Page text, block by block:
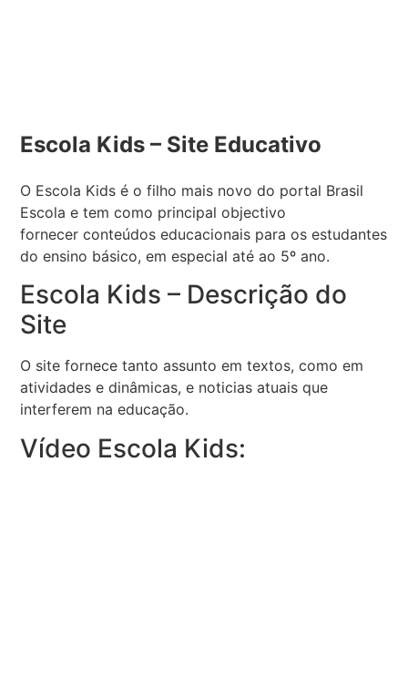
Escola Kids – Site Educativo
O Escola Kids é o filho mais novo do portal Brasil
Escola e tem como principal objectivo
fornecer conteúdos educacionais para os estudantes
do ensino básico, em especial até ao 5º ano.
Escola Kids – Descrição do
Site
O site fornece tanto assunto em textos, como em
atividades e dinâmicas, e noticias atuais que
interferem na educação.
Vídeo Escola Kids: